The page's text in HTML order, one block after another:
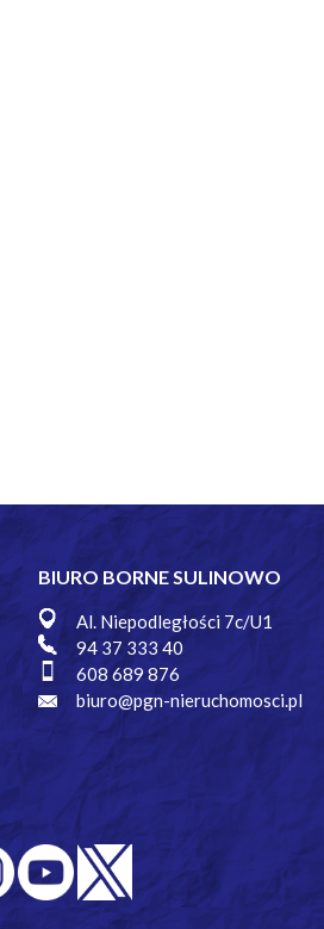
BIURO BORNE SULINOWO
Al. Niepodległości 7c/U1
94 37 333 40
608 689 876
biuro@pgn-nieruchomosci.pl